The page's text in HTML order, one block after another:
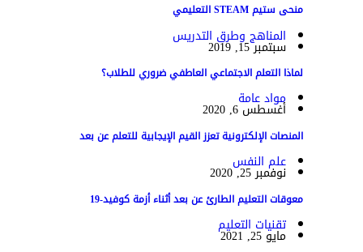
منحى ستيم STEAM التعليمي
المناهج وطرق التدريس
سبتمبر 15, 2019
لماذا التعلم الاجتماعي العاطفي ضروري للطلاب؟
مواد عامة
أغسطس 6, 2020
المنصات الإلكترونية تعزز القيم الإيجابية للتعلم عن بعد
علم النفس
نوفمبر 25, 2020
معوقات التعليم الطارئ عن بعد أثناء أزمة كوفيد-19
تقنيات التعليم
مايو 25, 2021